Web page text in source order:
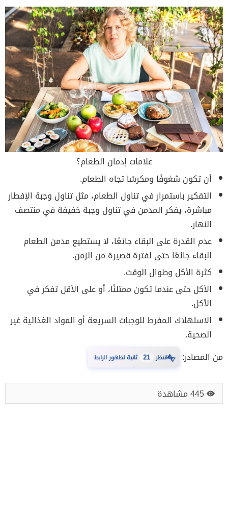
علامات إدمان الطعام؟
أن تكون شغوفًا ومكرسًا تجاه الطعام.
التفكير باستمرار في تناول الطعام، مثل تناول وجبة الإفطار
مباشرة، يفكر المدمن في تناول وجبة خفيفة في منتصف
النهار.
عدم القدرة على البقاء جائعًا، لا يستطيع مدمن الطعام
البقاء جائعًا حتى لفترة قصيرة من الزمن.
كثرة الأكل وطوال الوقت.
الأكل حتى عندما تكون ممتلئًا، أو على الأقل تفكر في
الأكل.
الاستهلاك المفرط للوجبات السريعة أو المواد الغذائية غير
الصحية.
من المصادر: ⏳انتظر 21 ثانية لظهور الرابط
445 مشاهدة